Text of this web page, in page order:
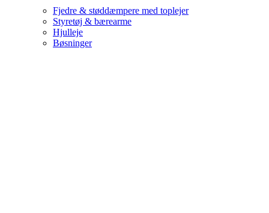
Fjedre & støddæmpere med toplejer
Styretøj & bærearme
Hjulleje
Bøsninger